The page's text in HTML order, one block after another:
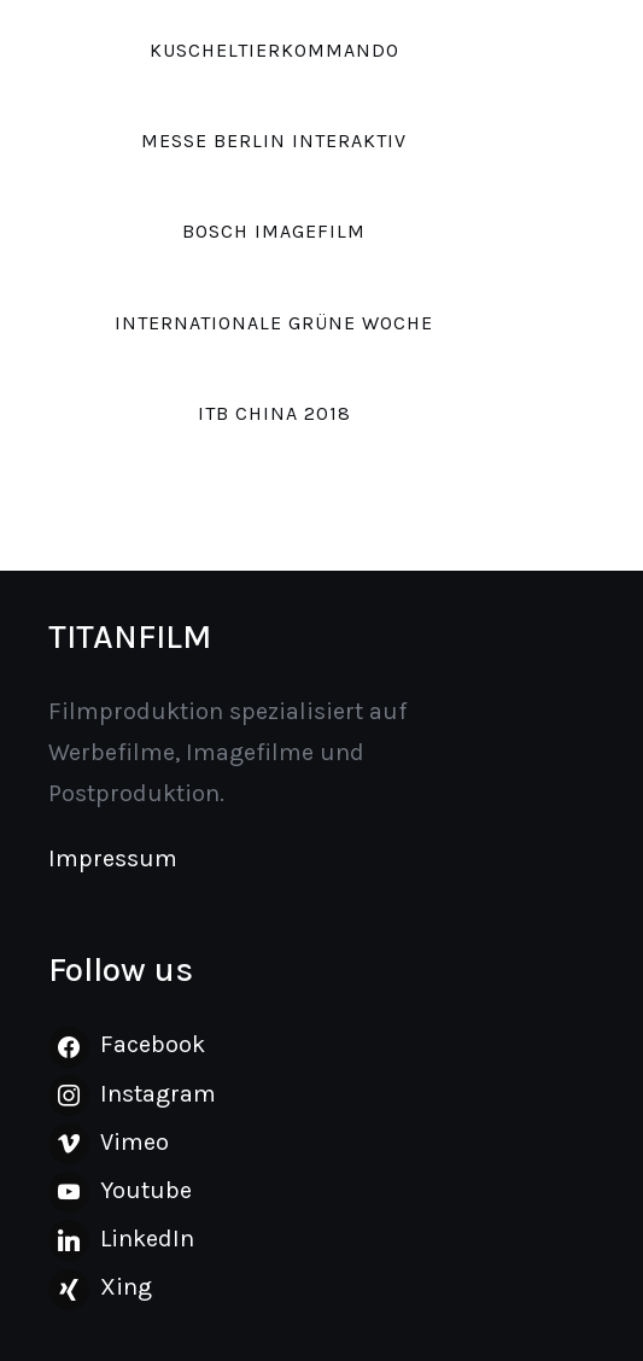
KUSCHELTIERKOMMANDO
MESSE BERLIN INTERAKTIV
BOSCH IMAGEFILM
INTERNATIONALE GRÜNE WOCHE
ITB CHINA 2018
TITANFILM
Filmproduktion spezialisiert auf
Werbefilme, Imagefilme und
Postproduktion.
Impressum
Follow us
Facebook
Instagram
Vimeo
Youtube
LinkedIn
Xing